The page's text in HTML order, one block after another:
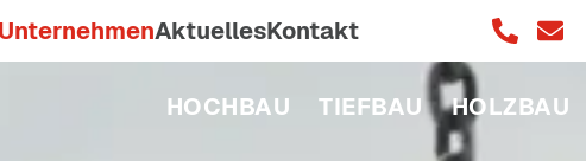
AktuellesKontakt
HOCHBAU TIEFBAU HOLZBAU